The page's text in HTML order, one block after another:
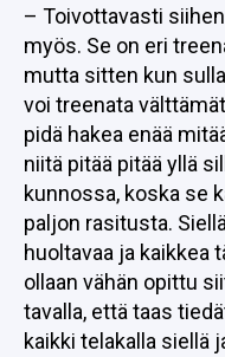
– Toivottavasti
myös. Se on eri
mutta sitten kun
voi treenata
pidä hakea enää
niitä pitää pitää yllä
kunnossa, koska se
paljon rasitusta.
huoltavaa ja kaikkea
ollaan vähän opittu
tavalla, että taas
kaikki telakalla siellä